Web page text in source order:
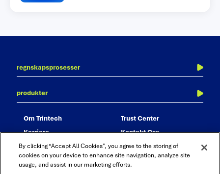
regnskapsprosesser
revisjon og compliance
bokføringsjournal – journal entry
produkter
adra analytics
adra suite
om trintech
karriere
partnere
trust center
kontakt oss
By clicking “Accept All Cookies”, you agree to the storing of
cookies on your device to enhance site navigation, analyze site
usage, and assist in our marketing efforts.